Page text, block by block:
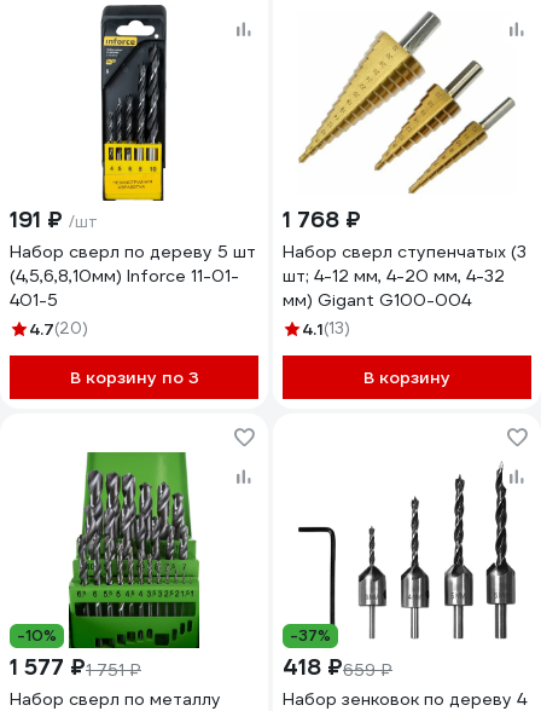
191 ₽ /шт
Набор сверл по дереву 5 шт
(4,5,6,8,10мм) Inforce 11-01-
401-5
4.7(20)
В корзину по 3
1 768 ₽
Набор сверл ступенчатых (3
шт; 4-12 мм, 4-20 мм, 4-32
мм) Gigant G100-004
4.1(13)
В корзину
-10%
1 577 ₽1 751 ₽
Набор сверл по металлу
-37%
418 ₽659 ₽
Набор зенковок по дереву 4